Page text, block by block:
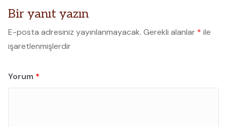
Bir yanıt yazın
E-posta adresiniz yayınlanmayacak. Gerekli alanlar * ile
işaretlenmişlerdir
Yorum *